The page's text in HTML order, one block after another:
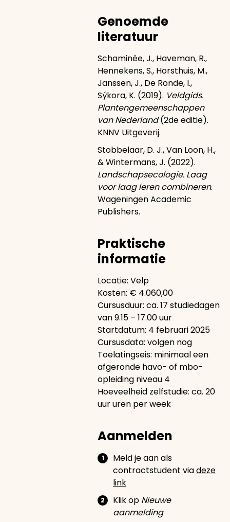
Genoemde
literatuur
Schaminée, J., Haveman, R.,
Hennekens, S., Horsthuis, M.,
Janssen, J., De Ronde, I.,
Sýkora, K. (2019). Veldgids.
Plantengemeenschappen
van Nederland(2de editie).
KNNV Uitgeverij.
Stobbelaar, D. J., Van Loon, H.,
& Wintermans, J. (2022).
Landschapsecologie. Laag
voor laag leren combineren.
Wageningen Academic
Publishers.
Praktische
informatie
Locatie: Velp
Kosten: € 4.060,00
Cursusduur: ca. 17 studiedagen
van 9.15 – 17.00 uur
Startdatum: 4 februari 2025
Cursusdata: volgen nog
Toelatingseis: minimaal een
afgeronde havo- of mbo-
opleiding niveau 4
Hoeveelheid zelfstudie: ca. 20
uur uren per week
Aanmelden
Meld je aan als
contractstudent viadeze
link
Klik op Nieuwe
aanmelding